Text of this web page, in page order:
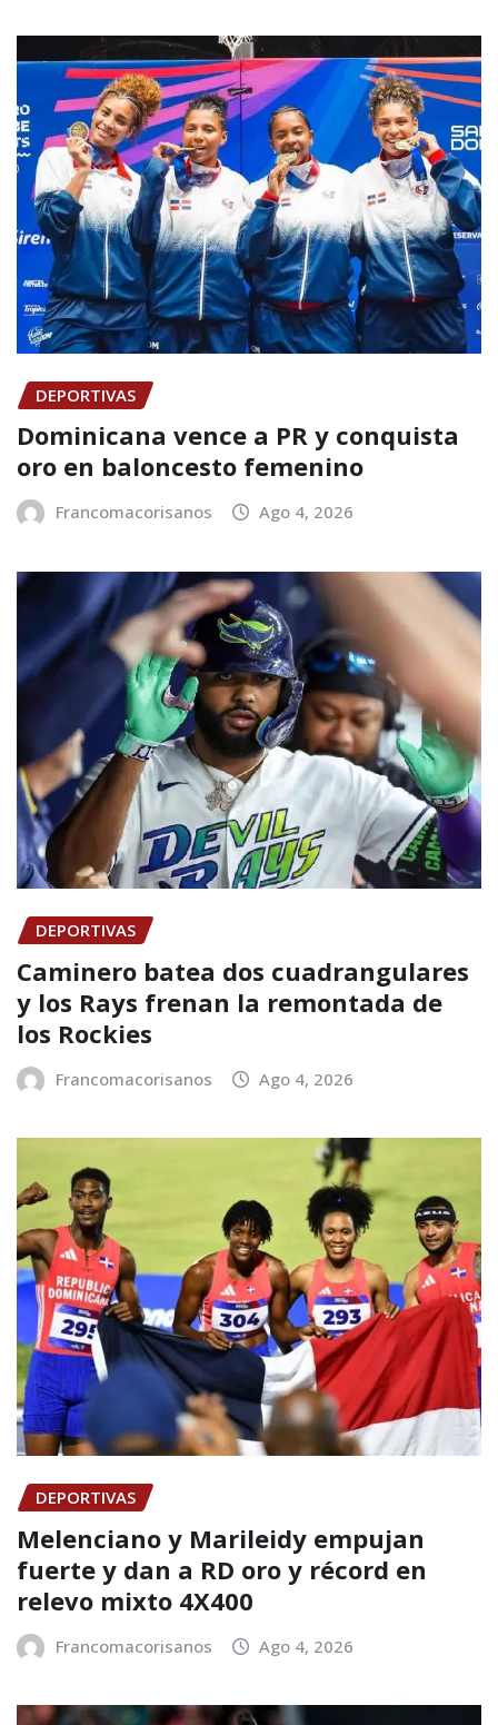
DEPORTIVAS
Dominicana vence a PR y conquista
oro en baloncesto femenino
Francomacorisanos Ago 4, 2026
DEPORTIVAS
Caminero batea dos cuadrangulares
y los Rays frenan la remontada de
los Rockies
Francomacorisanos Ago 4, 2026
DEPORTIVAS
Melenciano y Marileidy empujan
fuerte y dan a RD oro y récord en
relevo mixto 4X400
Francomacorisanos Ago 4, 2026